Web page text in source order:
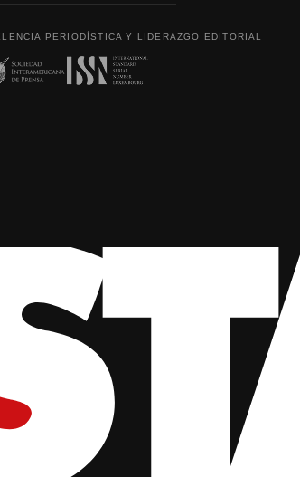
PERIODÍSTICA Y LIDERAZGO EDITORIAL